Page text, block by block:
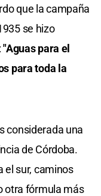
que la campaña
se hizo
"Aguas para el
para toda la
considerada una
de Córdoba.
el sur, caminos
otra fórmula más